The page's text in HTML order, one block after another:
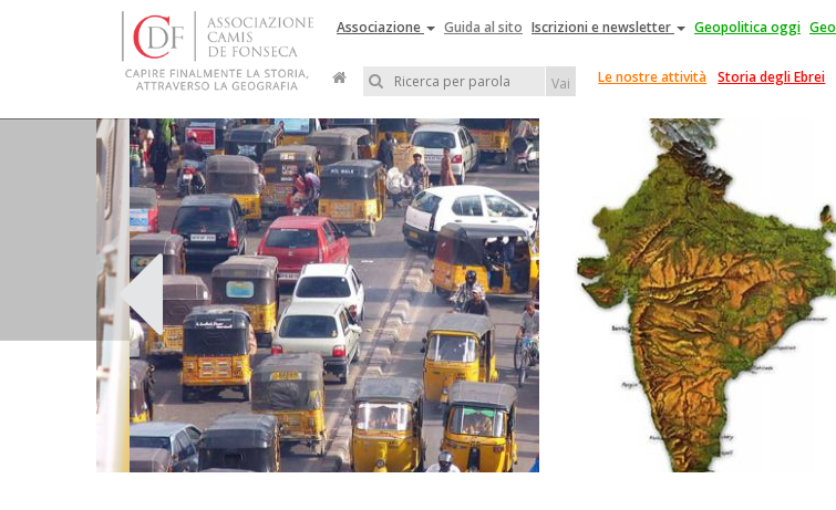
Associazione Guida al sito Iscrizioni e newsletter Geopolitica oggi
Vai Le nostre attività Storia degli Ebrei